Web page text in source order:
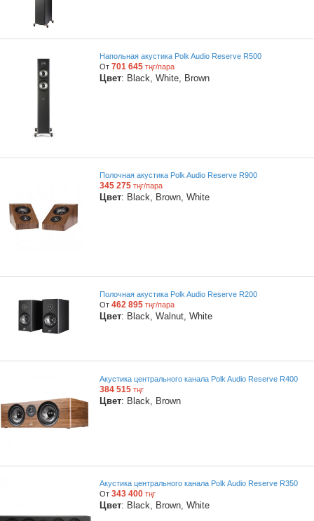
Напольная акустика Polk Audio Reserve R500
От 701 645 тңг/пара
Цвет: Black, White, Brown
Полочная акустика Polk Audio Reserve R900
345 275 тңг/пара
Цвет: Black, Brown, White
Полочная акустика Polk Audio Reserve R200
От 462 895 тңг/пара
Цвет: Black, Walnut, White
Акустика центрального канала Polk Audio Reserve R400
384 515 тңг
Цвет: Black, Brown
Акустика центрального канала Polk Audio Reserve R350
От 343 400 тңг
Цвет: Black, Brown, White